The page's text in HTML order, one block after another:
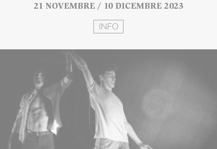
21 NOVEMBRE / 10 DICEMBRE 2023
INFO